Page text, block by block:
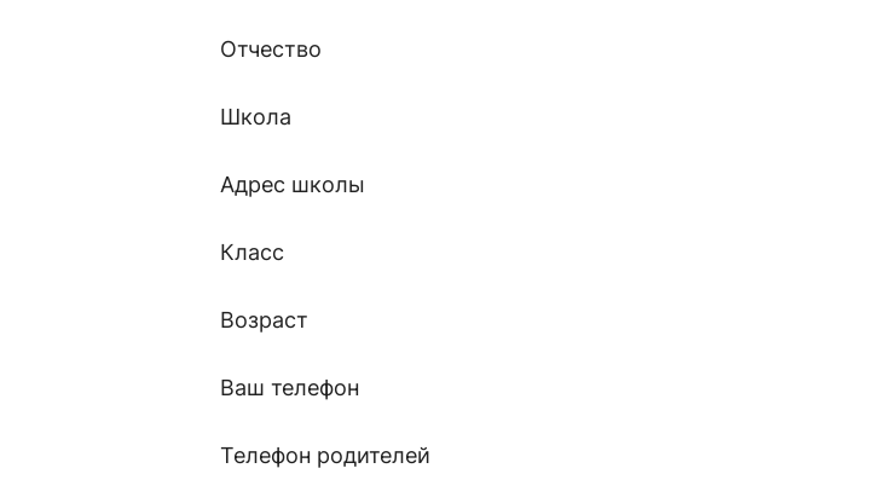
Отчество
Школа
Адрес школы
Класс
Возраст
Ваш телефон
Телефон родителей